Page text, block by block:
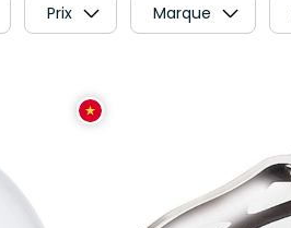
Prix Marque